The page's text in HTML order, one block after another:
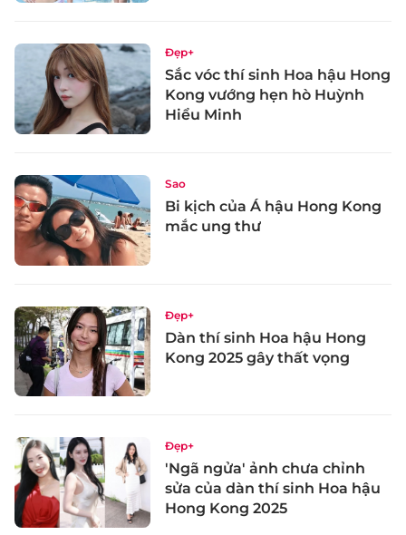
Đẹp+
Sắc vóc thí sinh Hoa hậu Hong
Kong vướng hẹn hò Huỳnh
Hiểu Minh
Sao
Bi kịch của Á hậu Hong Kong
mắc ung thư
Đẹp+
Dàn thí sinh Hoa hậu Hong
Kong 2025 gây thất vọng
Đẹp+
'Ngã ngửa' ảnh chưa chỉnh
sửa của dàn thí sinh Hoa hậu
Hong Kong 2025